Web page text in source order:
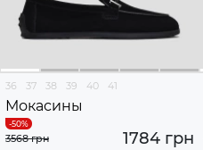
36 37 38 39 40 41
Мокасины
1784 грн
3568 грн